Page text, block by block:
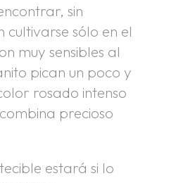
sin
cultivarse sólo en el
muy sensibles al
pican un poco y
rosado intenso
precioso
estará si lo